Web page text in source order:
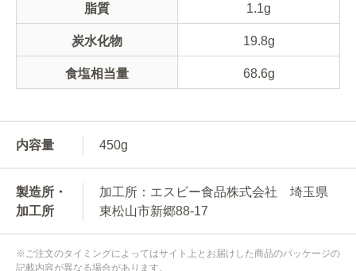
脂質 1.1g
炭水化物 19.8g
食塩相当量 68.6g
内容量 450g
製造所・
加工所
加工所：エスビー食品株式会社 埼玉県
東松山市新郷88-17
※ご注文のタイミングによってはサイト上とお届けした商品のパッケージの
記載内容が異なる場合があります。